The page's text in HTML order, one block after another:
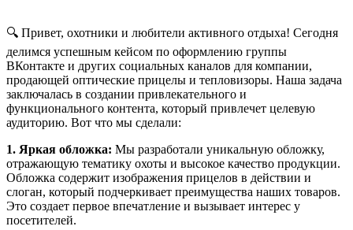
🔍 Привет, охотники и любители активного отдыха! Сегодня
делимся успешным кейсом по оформлению группы
ВКонтакте и других социальных каналов для компании,
продающей оптические прицелы и тепловизоры. Наша задача
заключалась в создании привлекательного и
функционального контента, который привлечет целевую
аудиторию. Вот что мы сделали:
1. Яркая обложка: Мы разработали уникальную обложку,
отражающую тематику охоты и высокое качество продукции.
Обложка содержит изображения прицелов в действии и
слоган, который подчеркивает преимущества наших товаров.
Это создает первое впечатление и вызывает интерес у
посетителей.